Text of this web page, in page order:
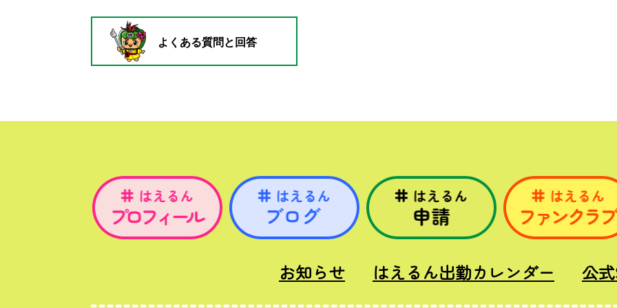
よくある質問と回答
お知らせ はえるん出勤カレンダー 公